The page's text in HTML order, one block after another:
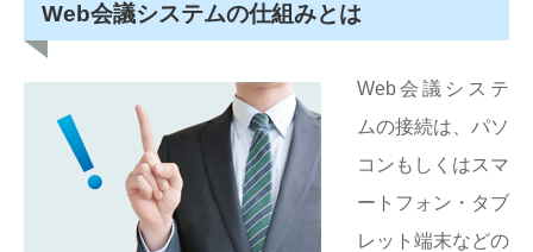
Web会議システムの仕組みとは
Web会議システ
ムの接続は、パソ
コンもしくはスマ
ートフォン・タブ
レット端末などの